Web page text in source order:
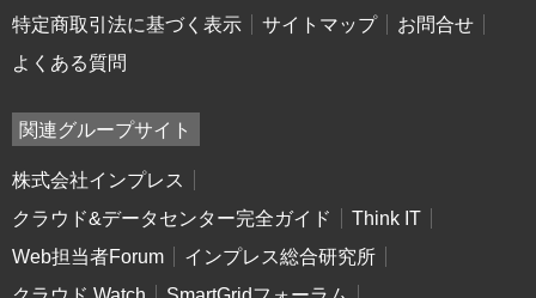
特定商取引法に基づく表示
サイトマップ
お問合せ
よくある質問
関連グループサイト
株式会社インプレス
クラウド&データセンター完全ガイド
Think IT
Web担当者Forum
インプレス総合研究所